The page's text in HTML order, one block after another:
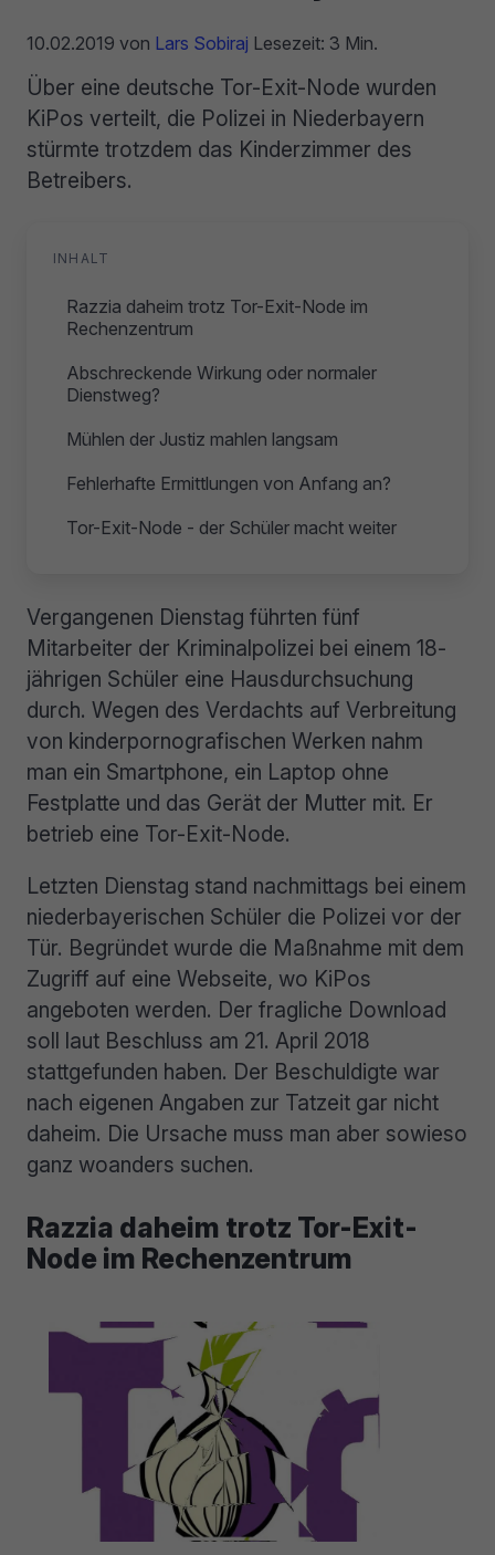
10.02.2019 von Lars Sobiraj Lesezeit: 3 Min.
Über eine deutsche Tor-Exit-Node wurden
KiPos verteilt, die Polizei in Niederbayern
stürmte trotzdem das Kinderzimmer des
Betreibers.
INHALT
Razzia daheim trotz Tor-Exit-Node im
Rechenzentrum
Abschreckende Wirkung oder normaler
Dienstweg?
Mühlen der Justiz mahlen langsam
Fehlerhafte Ermittlungen von Anfang an?
Tor-Exit-Node - der Schüler macht weiter
Vergangenen Dienstag führten fünf
Mitarbeiter der Kriminalpolizei bei einem 18-
jährigen Schüler eine Hausdurchsuchung
durch. Wegen des Verdachts auf Verbreitung
von kinderpornografischen Werken nahm
man ein Smartphone, ein Laptop ohne
Festplatte und das Gerät der Mutter mit. Er
betrieb eine Tor-Exit-Node.
Letzten Dienstag stand nachmittags bei einem
niederbayerischen Schüler die Polizei vor der
Tür. Begründet wurde die Maßnahme mit dem
Zugriff auf eine Webseite, wo KiPos
angeboten werden. Der fragliche Download
soll laut Beschluss am 21. April 2018
stattgefunden haben. Der Beschuldigte war
nach eigenen Angaben zur Tatzeit gar nicht
daheim. Die Ursache muss man aber sowieso
ganz woanders suchen.
Razzia daheim trotz Tor-Exit-
Node im Rechenzentrum